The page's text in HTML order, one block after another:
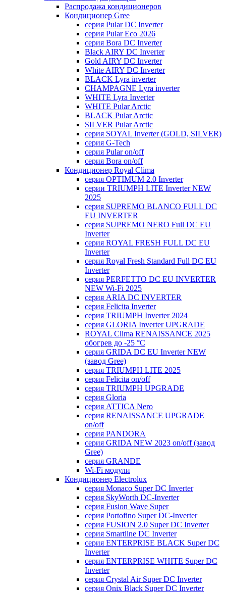
Распродажа кондиционеров
Кондиционер Gree
серия Pular DC Inverter
серия Pular Eco 2026
серия Bora DC Inverter
Black AIRY DC Inverter
Gold AIRY DC Inverter
White AIRY DC Inverter
BLACK Lyra inverter
CHAMPAGNE Lyra inverter
WHITE Lyra Inverter
WHITE Pular Arctic
BLACK Pular Arctic
SILVER Pular Arctic
серия SOYAL Inverter (GOLD, SILVER)
серия G-Tech
серия Pular on/off
серия Bora on/off
Кондиционер Royal Clima
серия OPTIMUM 2.0 Inverter
серии TRIUMPH LITE Inverter NEW
2025
серия SUPREMO BLANCO FULL DC
EU INVERTER
серия SUPREMO NERO Full DC EU
Inverter
серия ROYAL FRESH FULL DC EU
Inverter
серия Royal Fresh Standard Full DC EU
Inverter
серия PERFETTO DC EU INVERTER
NEW Wi-Fi 2025
серия ARIA DC INVERTER
серия Felicita Inverter
серия TRIUMPH Inverter 2024
серия GLORIA Inverter UPGRADE
ROYAL Clima RENAISSANCE 2025
обогрев до -25 °С
серия GRIDA DC EU Inverter NEW
(завод Gree)
серия TRIUMPH LITE 2025
серия Felicita on/off
серия TRIUMPH UPGRADE
серия Gloria
серия ATTICA Nero
серия RENAISSANCE UPGRADE
on/off
серия PANDORA
серия GRIDA NEW 2023 on/off (завод
Gree)
серия GRANDE
Wi-Fi модули
Кондиционер Electrolux
серия Monaco Super DC Inverter
серия SkyWorth DC-Inverter
серия Fusion Wave Super
серия Portofino Super DC-Inverter
серия FUSION 2.0 Super DC Іnverter
серия Smartline DC Inverter
серия ENTERPRISE BLACK Super DC
Inverter
серия ENTERPRISE WHITE Super DC
Inverter
серия Crystal Air Super DC Inverter
серия Onix Black Super DC Inverter